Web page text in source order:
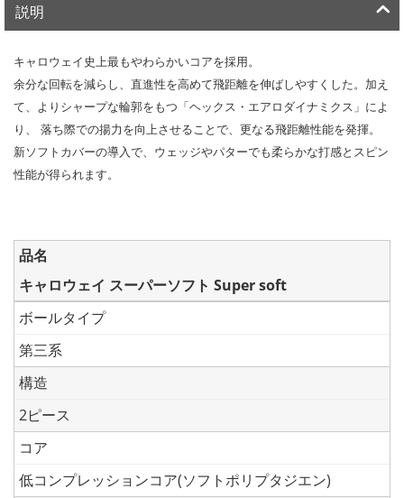
説明
キャロウェイ史上最もやわらかいコアを採用。
余分な回転を減らし、直進性を高めて飛距離を伸ばしやすくした。加え
て、よりシャープな輪郭をもつ「ヘックス・エアロダイナミクス」によ
り、 落ち際での揚力を向上させることで、更なる飛距離性能を発揮。
新ソフトカバーの導入で、ウェッジやパターでも柔らかな打感とスピン
性能が得られます。
品名
キャロウェイ スーパーソフト Super soft
ボールタイプ
第三系
構造
2ピース
コア
低コンプレッションコア(ソフトポリプタジエン)